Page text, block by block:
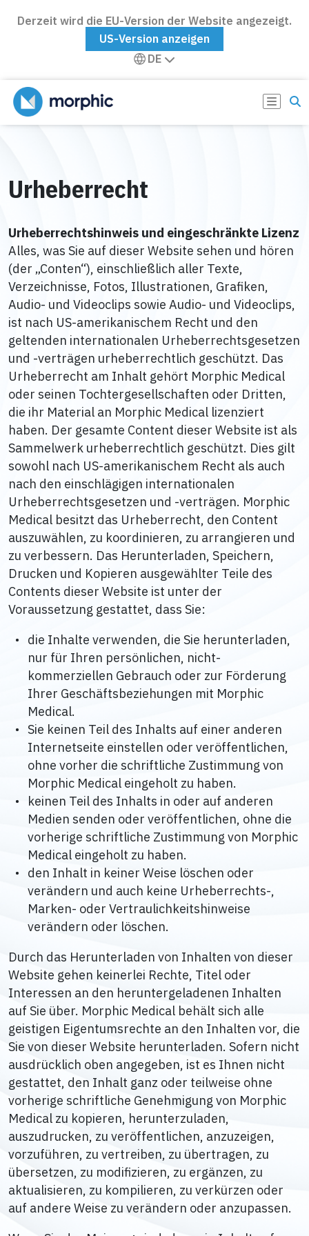
Derzeit wird die EU-Version der Website angezeigt.
US-Version anzeigen
DE
Urheberrecht
Urheberrechtshinweis und eingeschränkte Lizenz
Alles, was Sie auf dieser Website sehen und hören
(der „Conten“), einschließlich aller Texte,
Verzeichnisse, Fotos, Illustrationen, Grafiken,
Audio- und Videoclips sowie Audio- und Videoclips,
ist nach US-amerikanischem Recht und den
geltenden internationalen Urheberrechtsgesetzen
und -verträgen urheberrechtlich geschützt. Das
Urheberrecht am Inhalt gehört Morphic Medical
oder seinen Tochtergesellschaften oder Dritten,
die ihr Material an Morphic Medical lizenziert
haben. Der gesamte Content dieser Website ist als
Sammelwerk urheberrechtlich geschützt. Dies gilt
sowohl nach US-amerikanischem Recht als auch
nach den einschlägigen internationalen
Urheberrechtsgesetzen und -verträgen. Morphic
Medical besitzt das Urheberrecht, den Content
auszuwählen, zu koordinieren, zu arrangieren und
zu verbessern. Das Herunterladen, Speichern,
Drucken und Kopieren ausgewählter Teile des
Contents dieser Website ist unter der
Voraussetzung gestattet, dass Sie:
die Inhalte verwenden, die Sie herunterladen,
nur für Ihren persönlichen, nicht-
kommerziellen Gebrauch oder zur Förderung
Ihrer Geschäftsbeziehungen mit Morphic
Medical.
Sie keinen Teil des Inhalts auf einer anderen
Internetseite einstellen oder veröffentlichen,
ohne vorher die schriftliche Zustimmung von
Morphic Medical eingeholt zu haben.
keinen Teil des Inhalts in oder auf anderen
Medien senden oder veröffentlichen, ohne die
vorherige schriftliche Zustimmung von Morphic
Medical eingeholt zu haben.
den Inhalt in keiner Weise löschen oder
verändern und auch keine Urheberrechts-,
Marken- oder Vertraulichkeitshinweise
verändern oder löschen.
Durch das Herunterladen von Inhalten von dieser
Website gehen keinerlei Rechte, Titel oder
Interessen an den heruntergeladenen Inhalten
auf Sie über. Morphic Medical behält sich alle
geistigen Eigentumsrechte an den Inhalten vor, die
Sie von dieser Website herunterladen. Sofern nicht
ausdrücklich oben angegeben, ist es Ihnen nicht
gestattet, den Inhalt ganz oder teilweise ohne
vorherige schriftliche Genehmigung von Morphic
Medical zu kopieren, herunterzuladen,
auszudrucken, zu veröffentlichen, anzuzeigen,
vorzuführen, zu vertreiben, zu übertragen, zu
übersetzen, zu modifizieren, zu ergänzen, zu
aktualisieren, zu kompilieren, zu verkürzen oder
auf andere Weise zu verändern oder anzupassen.